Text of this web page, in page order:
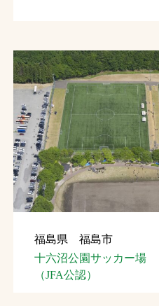
福島県 福島市
十六沼公園サッカー場
（JFA公認）